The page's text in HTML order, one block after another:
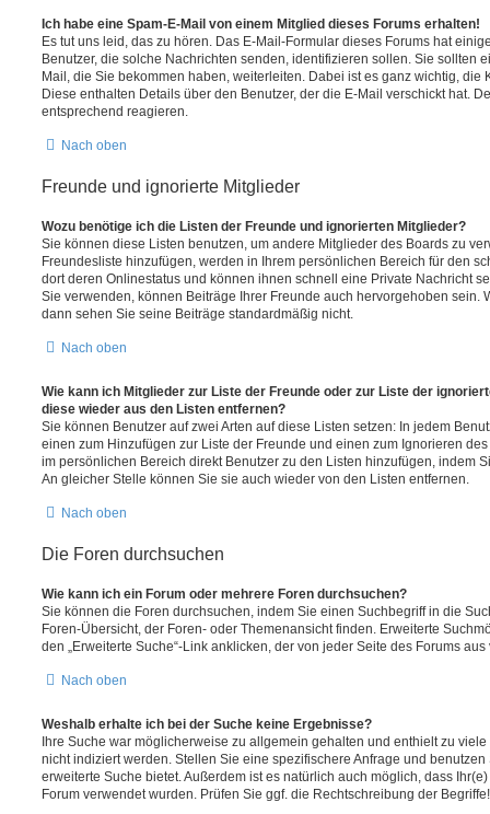
Ich habe eine Spam-E-Mail von einem Mitglied dieses Forums erhalten!
Es tut uns leid, das zu hören. Das E-Mail-Formular dieses Forums hat
Benutzer, die solche Nachrichten senden, identifizieren sollen. Sie sollten
Mail, die Sie bekommen haben, weiterleiten. Dabei ist es ganz wichtig, die
Diese enthalten Details über den Benutzer, der die E-Mail verschickt hat.
entsprechend reagieren.
Nach oben
Freunde und ignorierte Mitglieder
Wozu benötige ich die Listen der Freunde und ignorierten Mitglieder?
Sie können diese Listen benutzen, um andere Mitglieder des Boards zu
Freundesliste hinzufügen, werden in Ihrem persönlichen Bereich für den
dort deren Onlinestatus und können ihnen schnell eine Private Nachricht
Sie verwenden, können Beiträge Ihrer Freunde auch hervorgehoben sein.
dann sehen Sie seine Beiträge standardmäßig nicht.
Nach oben
Wie kann ich Mitglieder zur Liste der Freunde oder zur Liste der
diese wieder aus den Listen entfernen?
Sie können Benutzer auf zwei Arten auf diese Listen setzen: In jedem
einen zum Hinzufügen zur Liste der Freunde und einen zum Ignorieren
im persönlichen Bereich direkt Benutzer zu den Listen hinzufügen, indem
An gleicher Stelle können Sie sie auch wieder von den Listen entfernen.
Nach oben
Die Foren durchsuchen
Wie kann ich ein Forum oder mehrere Foren durchsuchen?
Sie können die Foren durchsuchen, indem Sie einen Suchbegriff in die
Foren-Übersicht, der Foren- oder Themenansicht finden. Erweiterte
den „Erweiterte Suche“-Link anklicken, der von jeder Seite des Forums aus
Nach oben
Weshalb erhalte ich bei der Suche keine Ergebnisse?
Ihre Suche war möglicherweise zu allgemein gehalten und enthielt zu
nicht indiziert werden. Stellen Sie eine spezifischere Anfrage und
erweiterte Suche bietet. Außerdem ist es natürlich auch möglich, dass
Forum verwendet wurden. Prüfen Sie ggf. die Rechtschreibung der Begriffe!